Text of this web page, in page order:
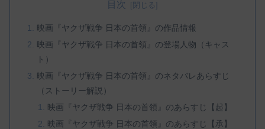
目次
映画『ヤクザ戦争 日本の首領』の作品情報
映画『ヤクザ戦争 日本の首領』の登場人物（キャス
ト）
映画『ヤクザ戦争 日本の首領』のネタバレあらすじ
（ストーリー解説）
映画『ヤクザ戦争 日本の首領』のあらすじ【起】
映画『ヤクザ戦争 日本の首領』のあらすじ【承】